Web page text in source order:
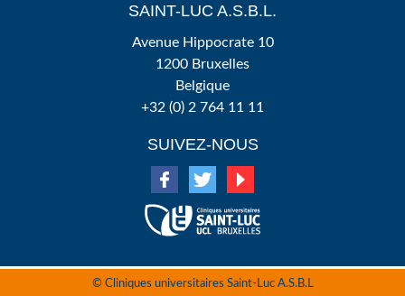
SAINT-LUC A.S.B.L.
Avenue Hippocrate 10
1200 Bruxelles
Belgique
+32 (0) 2 764 11 11
SUIVEZ-NOUS
© Cliniques universitaires Saint-Luc A.S.B.L